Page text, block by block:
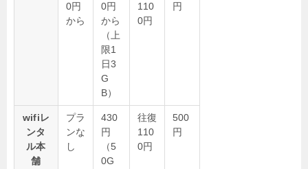
0円
から
0円
から
（上
限1
日3
G
B）
110
0円
円
wifiレ
ンタ
ル本
舗
プラ
ンな
し
430
円
（5
0G
往復
110
0円
500
円